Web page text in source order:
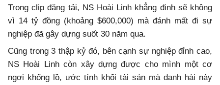
Trong clip đăng tải, NS Hoài Linh khẳng định sẽ không
vì 14 tỷ đồng (khoảng $600,000) mà đánh mất đi sự
nghiệp đã gây dựng suốt 30 năm qua.
Cũng trong 3 thập kỷ đó, bên cạnh sự nghiệp đỉnh cao,
NS Hoài Linh còn xây dựng được cho mình một cơ
ngơi khổng lồ, ước tính khối tài sản mà danh hài này